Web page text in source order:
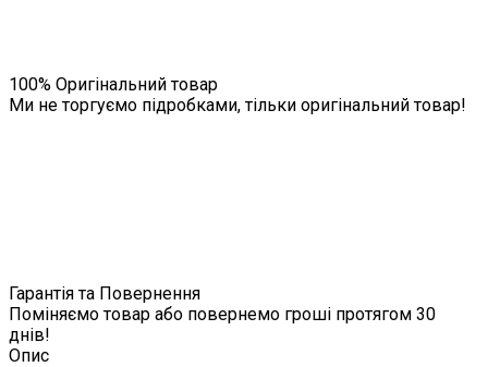
100% Оригінальний товар
Ми не торгуємо підробками, тільки оригінальний товар!
Гарантія та Повернення
Поміняємо товар або повернемо гроші протягом 30
днів!
Опис